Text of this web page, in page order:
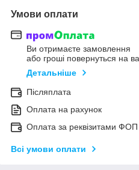
Умови оплати
Ви отримаєте замовлення
або гроші повернуться на
Детальніше
Післяплата
Оплата на рахунок
Оплата за реквізитами
Всі умови оплати